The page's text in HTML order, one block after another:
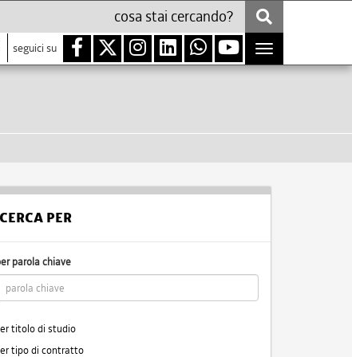
seguici su
Toggle
navigation
CERCA PER
parola chiave
titolo di studio
tipo di contratto